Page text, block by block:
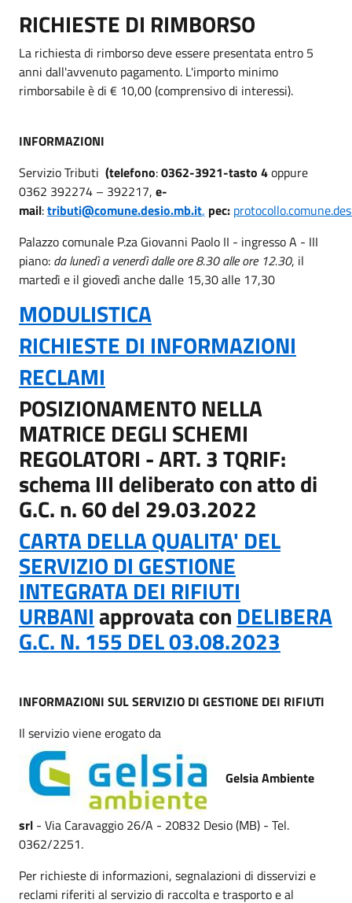
RICHIESTE DI RIMBORSO
La richiesta di rimborso deve essere presentata entro 5
anni dall'avvenuto pagamento. L'importo minimo
rimborsabile è di € 10,00 (comprensivo di interessi).
INFORMAZIONI
Servizio Tributi (telefono:0362-3921-tasto 4oppure
0362 392274 – 392217, e-
mail:tributi@comune.desio.mb.it, pec:
Palazzo comunale P.za Giovanni Paolo II - ingresso A - III
piano: da lunedì a venerdì dalle ore 8.30 alle ore 12.30, il
martedì e il giovedì anche dalle 15,30 alle 17,30
MODULISTICA
RICHIESTE DI INFORMAZIONI
RECLAMI
POSIZIONAMENTO NELLA
MATRICE DEGLI SCHEMI
REGOLATORI - ART. 3 TQRIF:
schema III deliberato con atto di
G.C. n. 60 del 29.03.2022
CARTA DELLA QUALITA' DEL
SERVIZIO DI GESTIONE
INTEGRATA DEI RIFIUTI
URBANIapprovata con DELIBERA
G.C. N. 155 DEL 03.08.2023
INFORMAZIONI SUL SERVIZIO DI GESTIONE DEI RIFIUTI
Il servizio viene erogato da
Gelsia Ambiente
srl - Via Caravaggio 26/A - 20832 Desio (MB) - Tel.
0362/2251.
Per richieste di informazioni, segnalazioni di disservizi e
reclami riferiti al servizio di raccolta e trasporto e al